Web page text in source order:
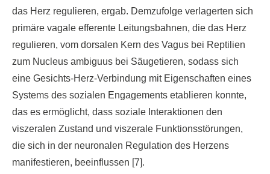
das Herz regulieren, ergab. Demzufolge verlagerten sich
primäre vagale efferente Leitungsbahnen, die das Herz
regulieren, vom dorsalen Kern des Vagus bei Reptilien
zum Nucleus ambiguus bei Säugetieren, sodass sich
eine Gesichts-Herz-Verbindung mit Eigenschaften eines
Systems des sozialen Engagements etablieren konnte,
das es ermöglicht, dass soziale Interaktionen den
viszeralen Zustand und viszerale Funktionsstörungen,
die sich in der neuronalen Regulation des Herzens
manifestieren, beeinflussen [7].